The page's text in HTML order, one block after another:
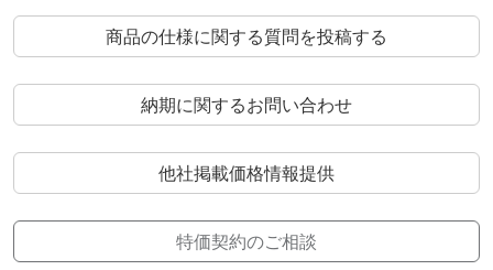
商品の仕様に関する質問を投稿する
納期に関するお問い合わせ
他社掲載価格情報提供
特価契約のご相談